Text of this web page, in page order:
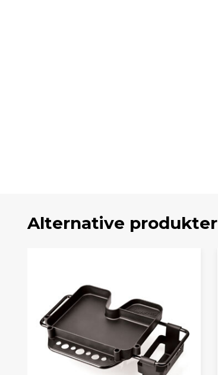
Alternative produkter